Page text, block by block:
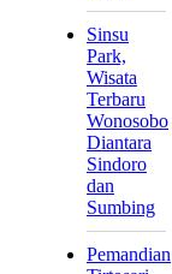
Sinsu
Park,
Wisata
Terbaru
Wonosobo
Diantara
Sindoro
dan
Sumbing
Pemandian